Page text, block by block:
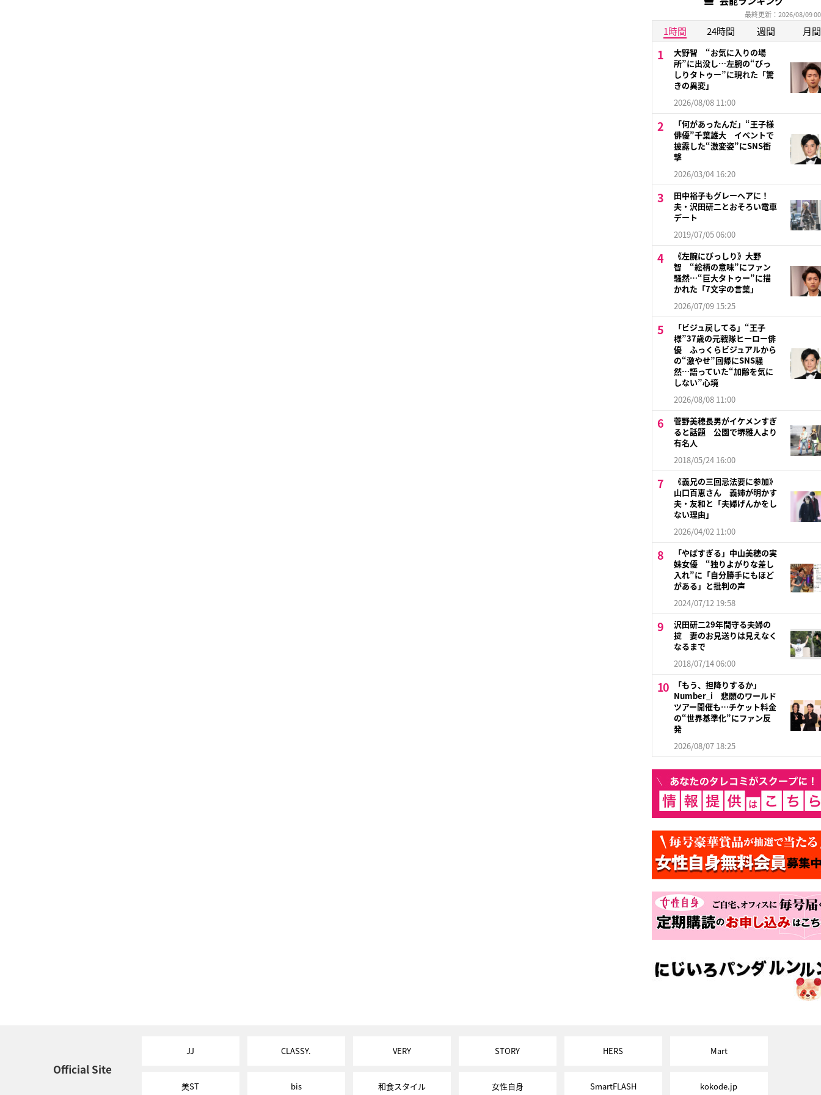
最終更新：2026/08/09
1時間 24時間 週間 月間
大野智 “お気に入りの場
所”に出没し…左腕の“びっ
しりタトゥー”に現れた「驚
きの異変」
2026/08/08 11:00
「何があったんだ」“王子様
俳優”千葉雄大 イベントで
披露した“激変姿”にSNS衝
撃
2026/03/04 16:20
田中裕子もグレーヘアに！
夫・沢田研二とおそろい電車
デート
2019/07/05 06:00
《左腕にびっしり》大野
智 “絵柄の意味”にファン
騒然…“巨大タトゥー”に描
かれた「7文字の言葉」
2026/07/09 15:25
「ビジュ戻してる」“王子
様”37歳の元戦隊ヒーロー俳
優 ふっくらビジュアルから
の“激やせ”回帰にSNS騒
然…語っていた“加齢を気に
しない”心境
2026/08/08 11:00
菅野美穂長男がイケメンすぎ
ると話題 公園で堺雅人より
有名人
2018/05/24 16:00
《義兄の三回忌法要に参加》
山口百恵さん 義姉が明かす
夫・友和と「夫婦げんかをし
ない理由」
2026/04/02 11:00
「やばすぎる」中山美穂の実
妹女優 “独りよがりな差し
入れ”に「自分勝手にもほど
がある」と批判の声
2024/07/12 19:58
沢田研二29年間守る夫婦の
掟 妻のお見送りは見えなく
なるまで
2018/07/14 06:00
「もう、担降りするか」
Number_i 悲願のワールド
ツアー開催も…チケット料金
の“世界基準化”にファン反
発
2026/08/07 18:25
Official Site
JJ CLASSY. VERY STORY HERS Mart
美ST bis 和食スタイル 女性自身 SmartFLASH kokode.jp